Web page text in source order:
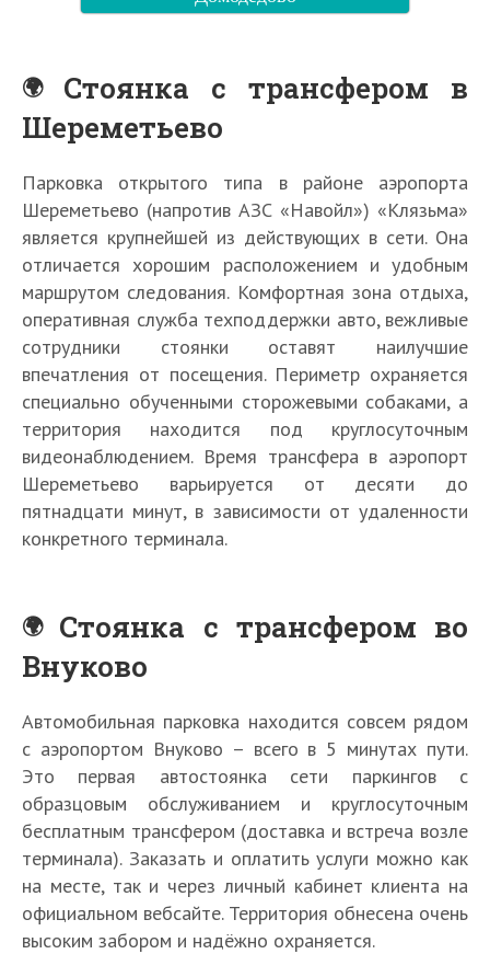
Стоянка с трансфером в
Шереметьево
Парковка открытого типа в районе аэропорта
Шереметьево (напротив АЗС «Навойл») «Клязьма»
является крупнейшей из действующих в сети. Она
отличается хорошим расположением и удобным
маршрутом следования. Комфортная зона отдыха,
оперативная служба техподдержки авто, вежливые
сотрудники стоянки оставят наилучшие
впечатления от посещения. Периметр охраняется
специально обученными сторожевыми собаками, а
территория находится под круглосуточным
видеонаблюдением. Время трансфера в аэропорт
Шереметьево варьируется от десяти до
пятнадцати минут, в зависимости от удаленности
конкретного терминала.
Стоянка с трансфером во
Внуково
Автомобильная парковка находится совсем рядом
с аэропортом Внуково – всего в 5 минутах пути.
Это первая автостоянка сети паркингов с
образцовым обслуживанием и круглосуточным
бесплатным трансфером (доставка и встреча возле
терминала). Заказать и оплатить услуги можно как
на месте, так и через личный кабинет клиента на
официальном вебсайте. Территория обнесена очень
высоким забором и надёжно охраняется.